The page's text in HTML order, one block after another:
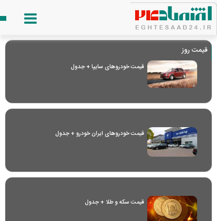
قیمت روز
قیمت خودرو‌های سایپا + جدول
قیمت خودرو‌های ایران خودرو + جدول
قیمت سکه و طلا + جدول